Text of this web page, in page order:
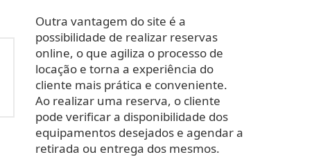
Outra vantagem do site é a
possibilidade de realizar reservas
online, o que agiliza o processo de
locação e torna a experiência do
cliente mais prática e conveniente.
Ao realizar uma reserva, o cliente
pode verificar a disponibilidade dos
equipamentos desejados e agendar a
retirada ou entrega dos mesmos.